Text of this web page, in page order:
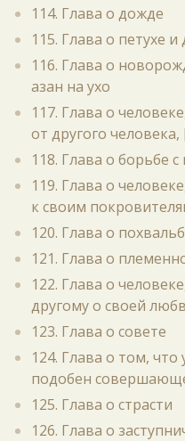
114. Глава о дожде
115. Глава о петухе
116. Глава о
азан на ухо
117. Глава о
от другого
118. Глава о борьбе
119. Глава о
к своим
120. Глава о
121. Глава о
122. Глава о
другому о своей
123. Глава о совете
124. Глава о том,
подобен
125. Глава о страсти
126. Глава о